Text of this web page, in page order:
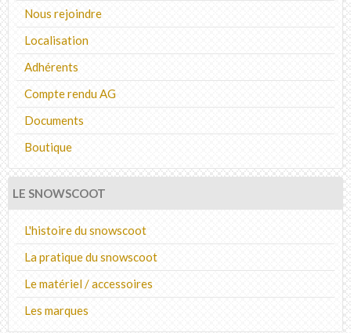
Nous rejoindre
Localisation
Adhérents
Compte rendu AG
Documents
Boutique
LE SNOWSCOOT
L'histoire du snowscoot
La pratique du snowscoot
Le matériel / accessoires
Les marques